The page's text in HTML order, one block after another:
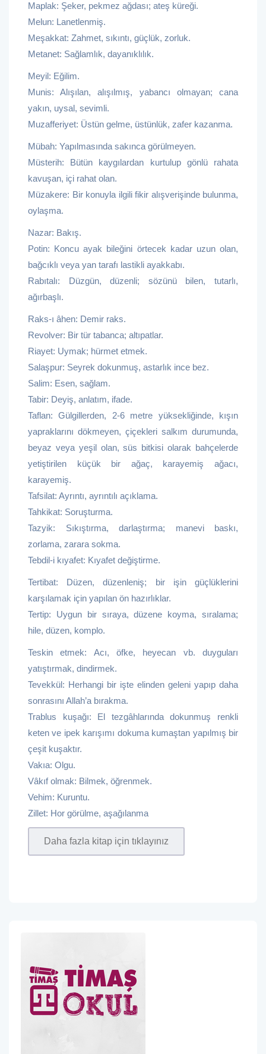
Maplak: Şeker, pekmez ağdası; ateş küreği.
Melun: Lanetlenmiş.
Meşakkat: Zahmet, sıkıntı, güçlük, zorluk.
Metanet: Sağlamlık, dayanıklılık.
Meyil: Eğilim.
Munis: Alışılan, alışılmış, yabancı olmayan; cana
yakın, uysal, sevimli.
Muzafferiyet: Üstün gelme, üstünlük, zafer kazanma.
Mübah: Yapılmasında sakınca görülmeyen.
Müsterih: Bütün kaygılardan kurtulup gönlü rahata
kavuşan, içi rahat olan.
Müzakere: Bir konuyla ilgili fikir alışverişinde bulunma,
oylaşma.
Nazar: Bakış.
Potin: Koncu ayak bileğini örtecek kadar uzun olan,
bağcıklı veya yan tarafı lastikli ayakkabı.
Rabıtalı: Düzgün, düzenli; sözünü bilen, tutarlı,
ağırbaşlı.
Raks-ı âhen: Demir raks.
Revolver: Bir tür tabanca; altıpatlar.
Riayet: Uymak; hürmet etmek.
Salaşpur: Seyrek dokunmuş, astarlık ince bez.
Salim: Esen, sağlam.
Tabir: Deyiş, anlatım, ifade.
Taflan: Gülgillerden, 2-6 metre yüksekliğinde, kışın
yapraklarını dökmeyen, çiçekleri salkım durumunda,
beyaz veya yeşil olan, süs bitkisi olarak bahçelerde
yetiştirilen küçük bir ağaç, karayemiş ağacı,
karayemiş.
Tafsilat: Ayrıntı, ayrıntılı açıklama.
Tahkikat: Soruşturma.
Tazyik: Sıkıştırma, darlaştırma; manevi baskı,
zorlama, zarara sokma.
Tebdil-i kıyafet: Kıyafet değiştirme.
Tertibat: Düzen, düzenleniş; bir işin güçlüklerini
karşılamak için yapılan ön hazırlıklar.
Tertip: Uygun bir sıraya, düzene koyma, sıralama;
hile, düzen, komplo.
Teskin etmek: Acı, öfke, heyecan vb. duyguları
yatıştırmak, dindirmek.
Tevekkül: Herhangi bir işte elinden geleni yapıp daha
sonrasını Allah’a bırakma.
Trablus kuşağı: El tezgâhlarında dokunmuş renkli
keten ve ipek karışımı dokuma kumaştan yapılmış bir
çeşit kuşaktır.
Vakıa: Olgu.
Vâkıf olmak: Bilmek, öğrenmek.
Vehim: Kuruntu.
Zillet: Hor görülme, aşağılanma
Daha fazla kitap için tıklayınız